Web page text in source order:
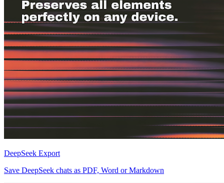
DeepSeek Export
Save DeepSeek chats as PDF, Word or Markdown